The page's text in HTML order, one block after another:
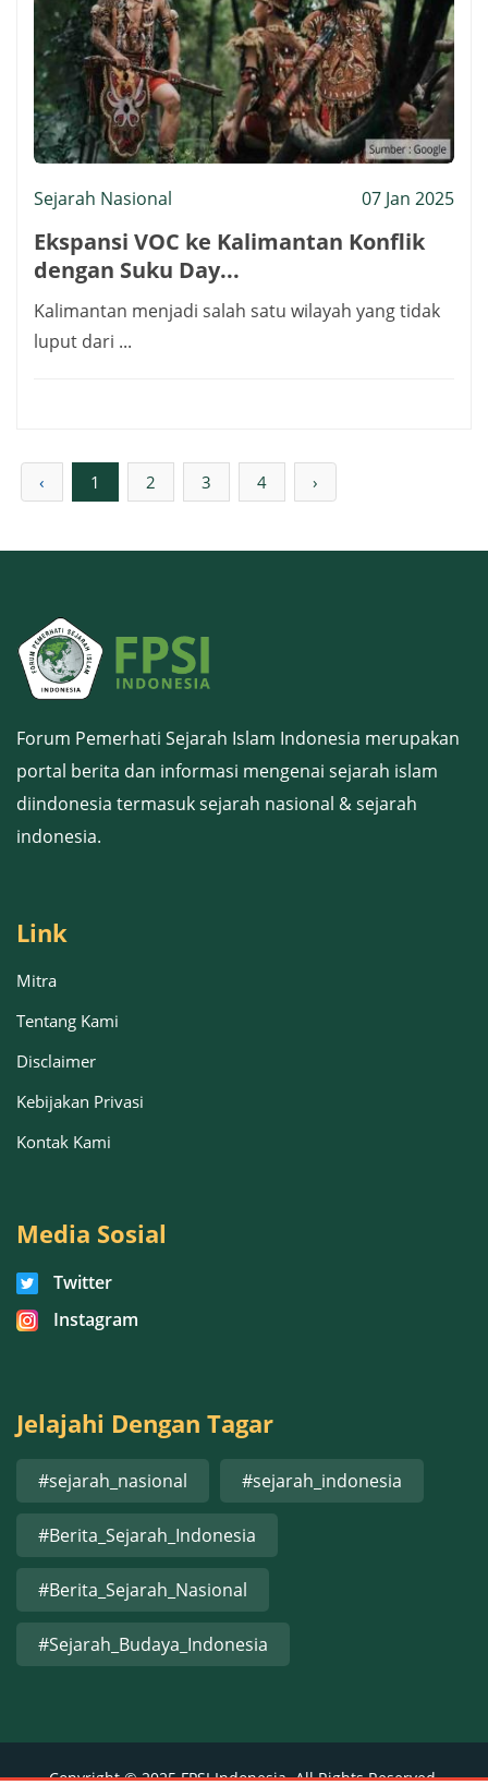
Sejarah Nasional 07 Jan 2025
Ekspansi VOC ke Kalimantan Konflik
dengan Suku Day...
Kalimantan menjadi salah satu wilayah yang tidak
luput dari ...
‹ 1 2 3 4 ›
Forum Pemerhati Sejarah Islam Indonesia merupakan
portal berita dan informasi mengenai sejarah islam
diindonesia termasuk sejarah nasional & sejarah
indonesia.
Link
Mitra
Tentang Kami
Disclaimer
Kebijakan Privasi
Kontak Kami
Media Sosial
Twitter
Instagram
Jelajahi Dengan Tagar
#sejarah_nasional #sejarah_indonesia
#Berita_Sejarah_Indonesia
#Berita_Sejarah_Nasional
#Sejarah_Budaya_Indonesia
Copyright © 2025 FPSI Indonesia. All Rights Reserved.